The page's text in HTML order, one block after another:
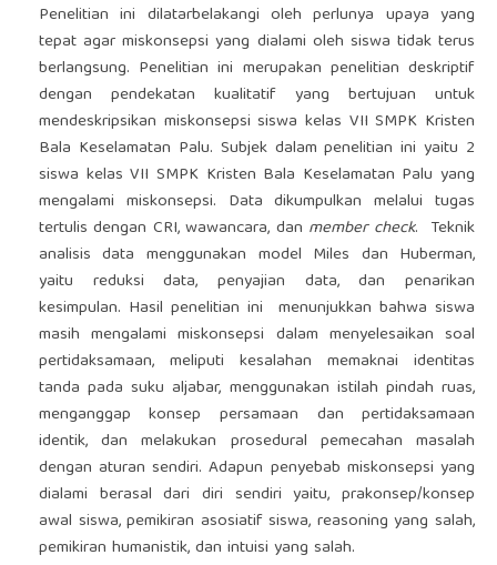
Penelitian ini dilatarbelakangi oleh perlunya upaya yang
tepat agar miskonsepsi yang dialami oleh siswa tidak terus
berlangsung. Penelitian ini merupakan penelitian deskriptif
dengan pendekatan kualitatif yang bertujuan untuk
mendeskripsikan miskonsepsi siswa kelas VII SMPK Kristen
Bala Keselamatan Palu. Subjek dalam penelitian ini yaitu 2
siswa kelas VII SMPK Kristen Bala Keselamatan Palu yang
mengalami miskonsepsi. Data dikumpulkan melalui tugas
tertulis dengan CRI, wawancara, dan member check. Teknik
analisis data menggunakan model Miles dan Huberman,
yaitu reduksi data, penyajian data, dan penarikan
kesimpulan. Hasil penelitian ini menunjukkan bahwa siswa
masih mengalami miskonsepsi dalam menyelesaikan soal
pertidaksamaan, meliputi kesalahan memaknai identitas
tanda pada suku aljabar, menggunakan istilah pindah ruas,
menganggap konsep persamaan dan pertidaksamaan
identik, dan melakukan prosedural pemecahan masalah
dengan aturan sendiri. Adapun penyebab miskonsepsi yang
dialami berasal dari diri sendiri yaitu, prakonsep/konsep
awal siswa, pemikiran asosiatif siswa, reasoning yang salah,
pemikiran humanistik, dan intuisi yang salah.